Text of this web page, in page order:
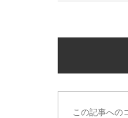
この記事への